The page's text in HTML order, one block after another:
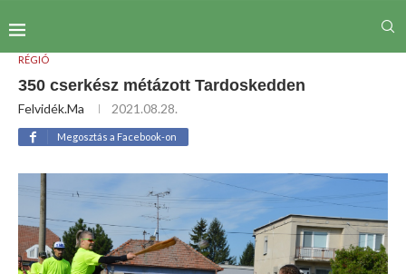
RÉGIÓ
350 cserkész métázott Tardoskedden
Felvidék.ma 2021.08.28.
Megosztás a Facebook-on